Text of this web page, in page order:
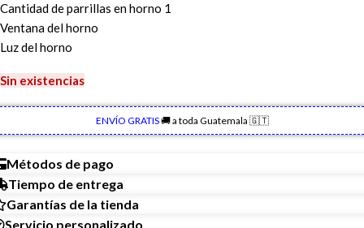
Cantidad de parrillas en horno 1
Ventana del horno
Luz del horno
Sin existencias
ENVÍO GRATIS🚚 a toda Guatemala 🇬🇹
Métodos de pago
Tiempo de entrega
Garantías de la tienda
Servicio personalizado